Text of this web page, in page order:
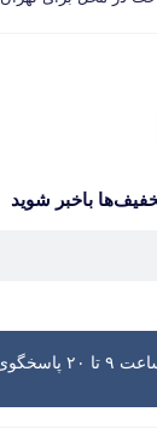
با‌خبر شوید